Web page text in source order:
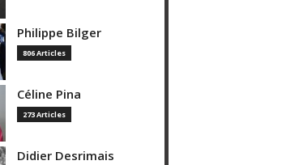
Philippe Bilger
806 Articles
Céline Pina
273 Articles
Didier Desrimais